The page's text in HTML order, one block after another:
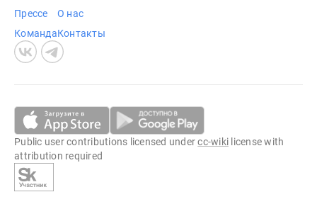
Прессе
Команда
О нас
Контакты
Public user contributions licensed undercc-wiki license with
attribution required